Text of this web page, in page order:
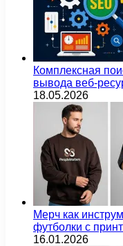
Комплексная
вывода веб-
18.05.2026
Мерч как
футболки с
16.01.2026